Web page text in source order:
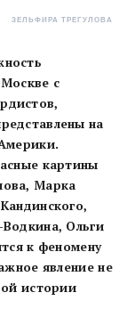
ЗЕЛЬФИРА ТРЕГУЛОВА
с
на
картины
Марка
Ольги
к феномену
явление не
истории